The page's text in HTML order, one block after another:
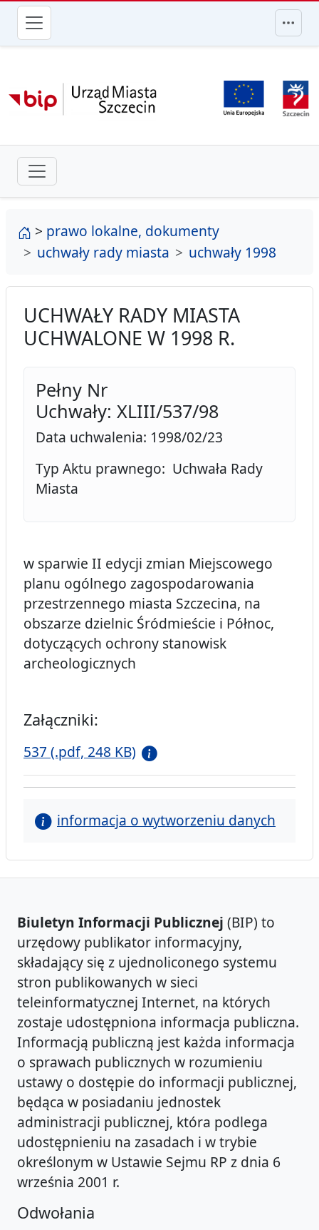
przejdź do głównego menu
strona główna
> prawo lokalne, dokumenty
uchwały rady miasta
uchwały 1998
UCHWAŁY RADY MIASTA
UCHWALONE W 1998 R.
Pełny Nr
Uchwały: XLIII/537/98
Data uchwalenia: 1998/02/23
Typ Aktu prawnego: Uchwała Rady
Miasta
w sparwie II edycji zmian Miejscowego
planu ogólnego zagospodarowania
przestrzennego miasta Szczecina, na
obszarze dzielnic Śródmieście i Północ,
dotyczących ochrony stanowisk
archeologicznych
Załączniki:
537 (.pdf, 248 KB)
informacja o wytworzeniu danych
Biuletyn Informacji Publicznej (BIP) to
urzędowy publikator informacyjny,
składający się z ujednoliconego systemu
stron publikowanych w sieci
teleinformatycznej Internet, na których
zostaje udostępniona informacja publiczna.
Informacją publiczną jest każda informacja
o sprawach publicznych w rozumieniu
ustawy o dostępie do informacji publicznej,
będąca w posiadaniu jednostek
administracji publicznej, która podlega
udostępnieniu na zasadach i w trybie
określonym w Ustawie Sejmu RP z dnia 6
września 2001 r.
Odwołania